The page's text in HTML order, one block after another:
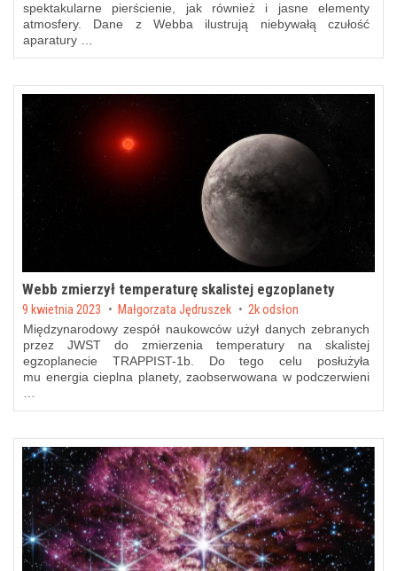
spektakularne pierścienie, jak również i jasne elementy
atmosfery. Dane z Webba ilustrują niebywałą czułość
aparatury …
Webb zmierzył temperaturę skalistej egzoplanety
Posted on
9 kwietnia 2023 by Małgorzata Jędruszek 2k odsłon
Międzynarodowy zespół naukowców użył danych zebranych
przez JWST do zmierzenia temperatury na skalistej
egzoplanecie TRAPPIST-1b. Do tego celu posłużyła
mu energia cieplna planety, zaobserwowana w podczerwieni
…